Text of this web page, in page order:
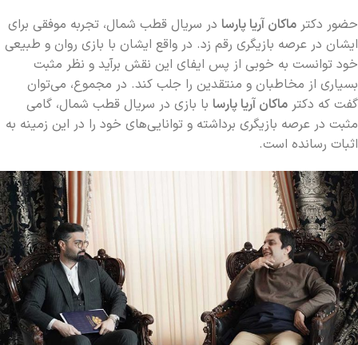
حضور دکتر ماکان آریا پارسا در سریال قطب شمال، تجربه موفقی برای
ایشان در عرصه بازیگری رقم زد. در واقع ایشان با بازی روان و طبیعی
خود توانست به خوبی از پس ایفای این نقش برآید و نظر مثبت
بسیاری از مخاطبان و منتقدین را جلب کند. در مجموع، می‌توان
گفت که دکتر ماکان آریا پارسا با بازی در سریال قطب شمال، گامی
مثبت در عرصه بازیگری برداشته و توانایی‌های خود را در این زمینه به
اثبات رسانده است.